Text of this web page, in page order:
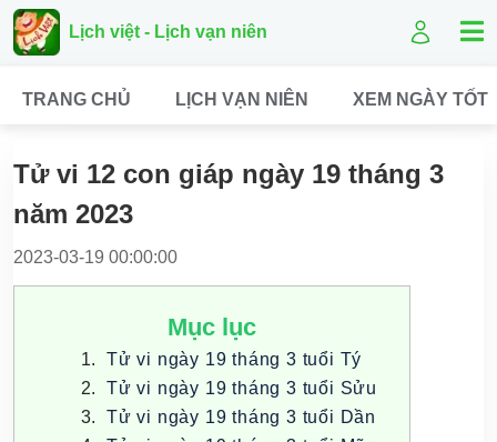
Lịch việt - Lịch vạn niên
TRANG CHỦ LỊCH VẠN NIÊN XEM NGÀY TỐT
Tử vi 12 con giáp ngày 19 tháng 3
năm 2023
2023-03-19 00:00:00
Mục lục
Tử vi ngày 19 tháng 3 tuổi Tý
Tử vi ngày 19 tháng 3 tuổi Sửu
Tử vi ngày 19 tháng 3 tuổi Dần